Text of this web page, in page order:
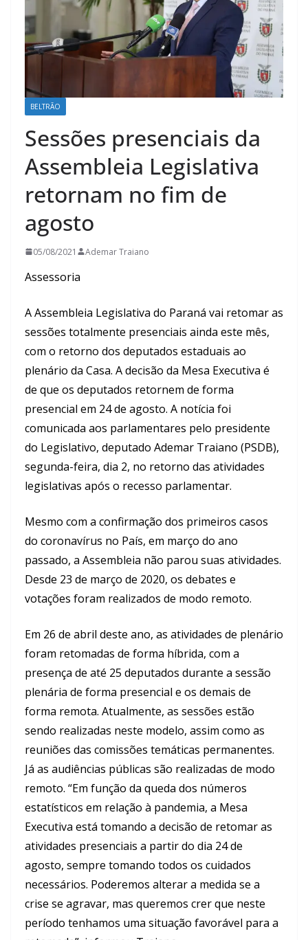
BELTRÃO
Sessões presenciais da
Assembleia Legislativa
retornam no fim de
agosto
05/08/2021 Ademar Traiano
Assessoria
A Assembleia Legislativa do Paraná vai retomar as
sessões totalmente presenciais ainda este mês,
com o retorno dos deputados estaduais ao
plenário da Casa. A decisão da Mesa Executiva é
de que os deputados retornem de forma
presencial em 24 de agosto. A notícia foi
comunicada aos parlamentares pelo presidente
do Legislativo, deputado Ademar Traiano (PSDB),
segunda-feira, dia 2, no retorno das atividades
legislativas após o recesso parlamentar.
Mesmo com a confirmação dos primeiros casos
do coronavírus no País, em março do ano
passado, a Assembleia não parou suas atividades.
Desde 23 de março de 2020, os debates e
votações foram realizados de modo remoto.
Em 26 de abril deste ano, as atividades de plenário
foram retomadas de forma híbrida, com a
presença de até 25 deputados durante a sessão
plenária de forma presencial e os demais de
forma remota. Atualmente, as sessões estão
sendo realizadas neste modelo, assim como as
reuniões das comissões temáticas permanentes.
Já as audiências públicas são realizadas de modo
remoto. “Em função da queda dos números
estatísticos em relação à pandemia, a Mesa
Executiva está tomando a decisão de retomar as
atividades presenciais a partir do dia 24 de
agosto, sempre tomando todos os cuidados
necessários. Poderemos alterar a medida se a
crise se agravar, mas queremos crer que neste
período tenhamos uma situação favorável para a